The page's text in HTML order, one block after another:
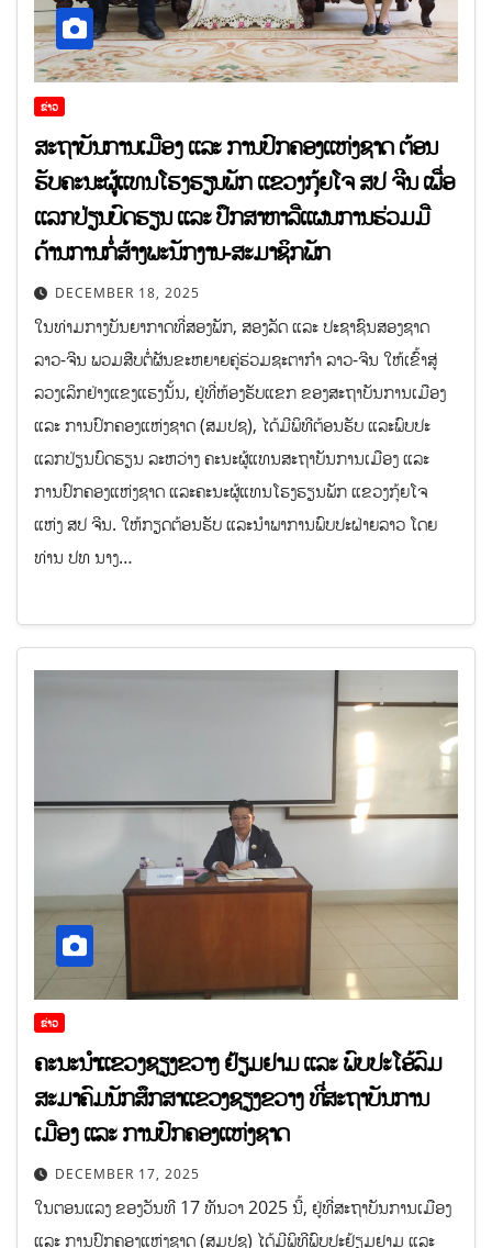
ຂ່າວ
ສະຖາບັນການເມືອງ ແລະ ການປົກຄອງແຫ່ງຊາດ ຕ້ອນ
ຮັບຄະນະຜູ້ແທນໂຮງຮຽນພັກ ແຂວງກຸ້ຍໂຈ ສປ ຈີນ ເພື່ອ
ແລກປ່ຽນບົດຮຽນ ແລະ ປຶກສາຫາລືແຜນການຮ່ວມມື
ດ້ານການກໍ່ສ້າງພະນັກງານ-ສະມາຊິກພັກ
DECEMBER 18, 2025
ໃນທ່າມກາງບັນຍາກາດທີ່ສອງພັກ, ສອງລັດ ແລະ ປະຊາຊົນສອງຊາດ
ລາວ-ຈີນ ພວມສືບຕໍ່ຜັນຂະຫຍາຍຄູ່ຮ່ວມຊະຕາກຳ ລາວ-ຈີນ ໃຫ້ເຂົ້າສູ່
ລວງເລິກຢ່າງແຂງແຮງນັ້ນ, ຢູ່ທີ່ຫ້ອງຮັບແຂກ ຂອງສະຖາບັນການເມືອງ
ແລະ ການປົກຄອງແຫ່ງຊາດ (ສມປຊ), ໄດ້ມີພິທີຕ້ອນຮັບ ແລະພົບປະ
ແລກປ່ຽນບົດຮຽນ ລະຫວ່າງ ຄະນະຜູ້ແທນສະຖາບັນການເມືອງ ແລະ
ການປົກຄອງແຫ່ງຊາດ ແລະຄະນະຜູ້ແທນໂຮງຮຽນພັກ ແຂວງກຸ້ຍໂຈ
ແຫ່ງ ສປ ຈີນ. ໃຫ້ກຽດຕ້ອນຮັບ ແລະນຳພາການພົບປະຝ່າຍລາວ ໂດຍ
ທ່ານ ປທ ນາງ…
ຂ່າວ
ຄະນະນໍາແຂວງຊຽງຂວາງ ຢ້ຽມຢາມ ແລະ ພົບປະໂອ້ລົມ
ສະມາຄົມນັກສຶກສາແຂວງຊຽງຂວາງ ທີ່ສະຖາບັນການ
ເມືອງ ແລະ ການປົກຄອງແຫ່ງຊາດ
DECEMBER 17, 2025
ໃນຕອນແລງ ຂອງວັນທີ 17 ທັນວາ 2025 ນີ້, ຢູ່ທີ່ສະຖາບັນການເມືອງ
ແລະ ການປົກຄອງແຫ່ງຊາດ (ສມປຊ) ໄດ້ມີພິທີພົບປະຢ້ຽມຢາມ ແລະ